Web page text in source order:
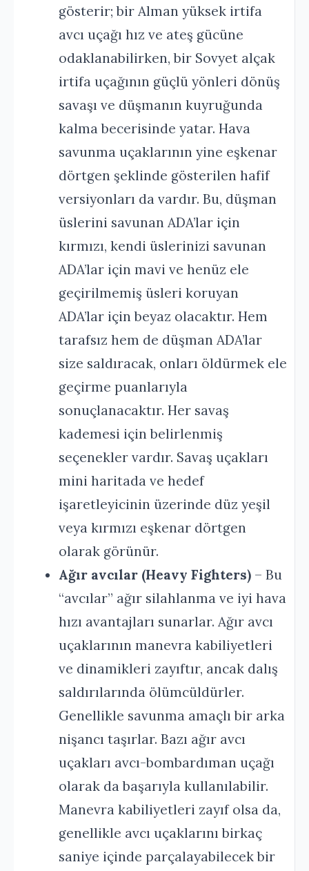
gösterir; bir Alman yüksek irtifa
avcı uçağı hız ve ateş gücüne
odaklanabilirken, bir Sovyet alçak
irtifa uçağının güçlü yönleri dönüş
savaşı ve düşmanın kuyruğunda
kalma becerisinde yatar. Hava
savunma uçaklarının yine eşkenar
dörtgen şeklinde gösterilen hafif
versiyonları da vardır. Bu, düşman
üslerini savunan ADA’lar için
kırmızı, kendi üslerinizi savunan
ADA’lar için mavi ve henüz ele
geçirilmemiş üsleri koruyan
ADA’lar için beyaz olacaktır. Hem
tarafsız hem de düşman ADA’lar
size saldıracak, onları öldürmek ele
geçirme puanlarıyla
sonuçlanacaktır. Her savaş
kademesi için belirlenmiş
seçenekler vardır. Savaş uçakları
mini haritada ve hedef
işaretleyicinin üzerinde düz yeşil
veya kırmızı eşkenar dörtgen
olarak görünür.
Ağır avcılar (Heavy Fighters) – Bu
“avcılar” ağır silahlanma ve iyi hava
hızı avantajları sunarlar. Ağır avcı
uçaklarının manevra kabiliyetleri
ve dinamikleri zayıftır, ancak dalış
saldırılarında ölümcüldürler.
Genellikle savunma amaçlı bir arka
nişancı taşırlar. Bazı ağır avcı
uçakları avcı-bombardıman uçağı
olarak da başarıyla kullanılabilir.
Manevra kabiliyetleri zayıf olsa da,
genellikle avcı uçaklarını birkaç
saniye içinde parçalayabilecek bir